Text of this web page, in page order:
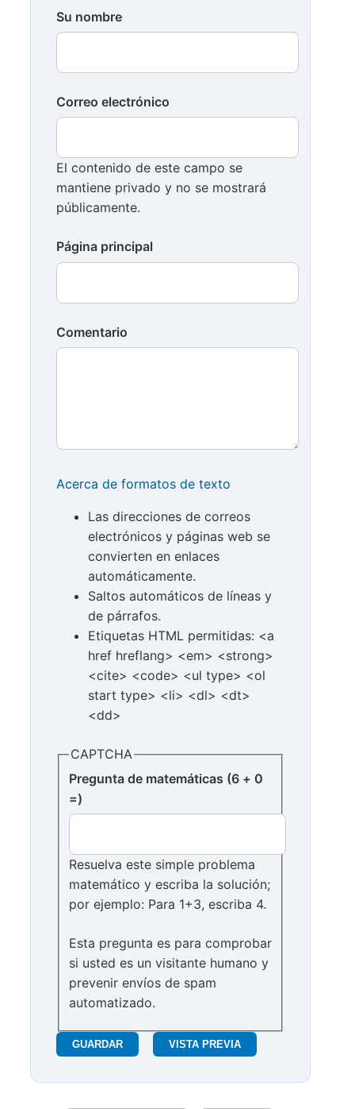
Su nombre
Correo electrónico
El contenido de este campo se
mantiene privado y no se mostrará
públicamente.
Página principal
Comentario
Acerca de formatos de texto
Las direcciones de correos
electrónicos y páginas web se
convierten en enlaces
automáticamente.
Saltos automáticos de líneas y
de párrafos.
Etiquetas HTML permitidas: <a
href hreflang> <em> <strong>
<cite> <code> <ul type> <ol
start type> <li> <dl> <dt>
<dd>
CAPTCHA
Pregunta de matemáticas (6 + 0
=)
Resuelva este simple problema
matemático y escriba la solución;
por ejemplo: Para 1+3, escriba 4.
Esta pregunta es para comprobar
si usted es un visitante humano y
prevenir envíos de spam
automatizado.